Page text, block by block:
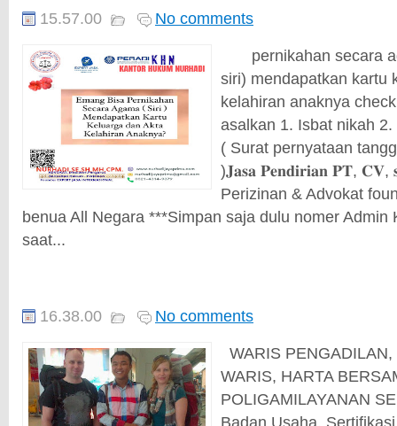
15.57.00
No comments
pernikahan secara
siri) mendapatkan kartu
kelahiran anaknya
asalkan 1. Isbat nikah
( Surat pernyataan
)𝐉𝐚𝐬𝐚 𝐏𝐞𝐧𝐝𝐢𝐫𝐢𝐚𝐧 𝐏𝐓, 𝐂𝐕,
Perizinan & Advokat
benua All Negara ***Simpan saja dulu nomer Admin
saat...
16.38.00
No comments
WARIS
WARIS, HARTA
POLIGAMILAYANAN
Badan Usaha.